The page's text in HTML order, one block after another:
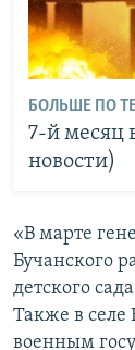
БОЛЬШЕ ПО
7-й месяц
новости)
«В марте
Бучанского
детского
Также в
военным